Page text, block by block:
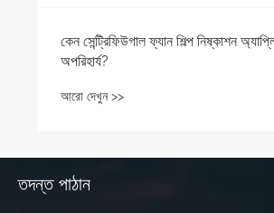
কেন সেন্ট্রিফিউগাল ফ্যান শিল্প নিষ্কাশন
অপরিহার্য?
আরো দেখুন >>
তদন্ত পাঠান